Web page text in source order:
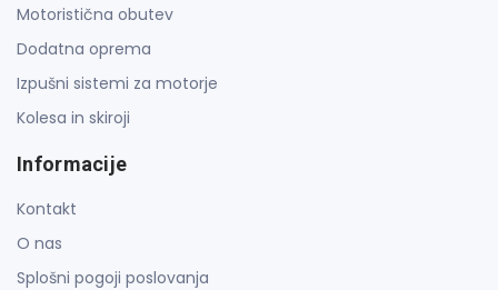
Motoristična obutev
Dodatna oprema
Izpušni sistemi za motorje
Kolesa in skiroji
Informacije
Kontakt
O nas
Splošni pogoji poslovanja